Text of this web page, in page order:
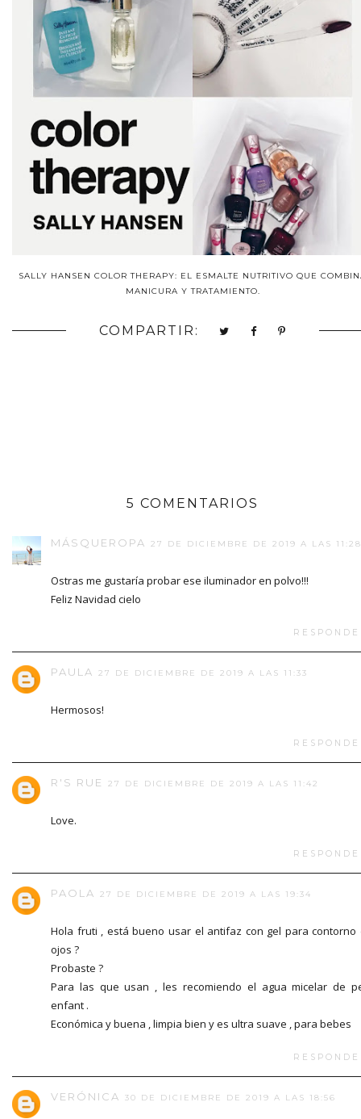
SALLY HANSEN COLOR THERAPY: EL ESMALTE NUTRITIVO QUE
MANICURA Y TRATAMIENTO.
COMPARTIR:
5 COMENTARIOS
MÁSQUEROPA 27 DE DICIEMBRE DE 2019 A LAS 11:28
Ostras me gustaría probar ese iluminador en polvo!!!
Feliz Navidad cielo
PAULA 27 DE DICIEMBRE DE 2019 A LAS 11:33
Hermosos!
R'S RUE 27 DE DICIEMBRE DE 2019 A LAS 11:42
Love.
PAOLA 27 DE DICIEMBRE DE 2019 A LAS 19:34
Hola fruti , está bueno usar el antifaz con gel para contorno
ojos ?
Probaste ?
Para las que usan , les recomiendo el agua micelar de
enfant .
Económica y buena , limpia bien y es ultra suave , para bebes
VERÓNICA 30 DE DICIEMBRE DE 2019 A LAS 18:56